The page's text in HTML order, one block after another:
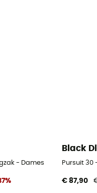
- Dames
Black
Pursuit 30
€ 87,90